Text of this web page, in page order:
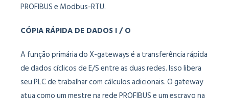
PROFIBUS e Modbus-RTU.
CÓPIA RÁPIDA DE DADOS I / O
A função primária do X-gateways é a transferência rápida
de dados cíclicos de E/S entre as duas redes. Isso libera
seu PLC de trabalhar com cálculos adicionais. O gateway